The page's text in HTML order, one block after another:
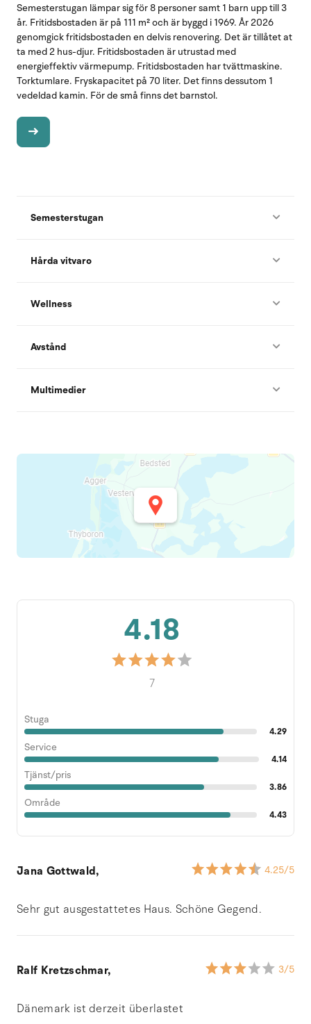
Semesterstugan lämpar sig för 8 personer samt 1 barn upp till 3
år. Fritidsbostaden är på 111 m² och är byggd i 1969. År 2026
genomgick fritidsbostaden en delvis renovering. Det är tillåtet at
ta med 2 hus-djur. Fritidsbostaden är utrustad med
energieffektiv värmepump. Fritidsbostaden har tvättmaskine.
Torktumlare. Fryskapacitet på 70 liter. Det finns dessutom 1
vedeldad kamin. För de små finns det barnstol.
Semesterstugan
Hårda vitvaro
Wellness
Avstånd
Multimedier
4.18
7
Stuga
4.29
Service
4.14
Tjänst/pris
3.86
Område
4.43
Jana Gottwald, 4.25/5
Sehr gut ausgestattetes Haus. Schöne Gegend.
Ralf Kretzschmar, 3/5
Dänemark ist derzeit überlastet